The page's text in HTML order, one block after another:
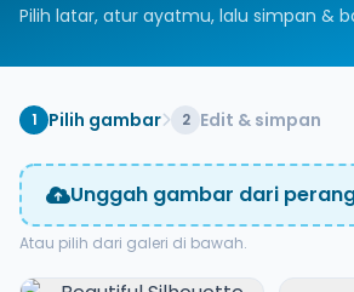
Pilih latar, atur ayatmu, lalu simpan &
1 Pilih gambar 2 Edit & simpan
Unggah gambar dari
Atau pilih dari galeri di bawah.